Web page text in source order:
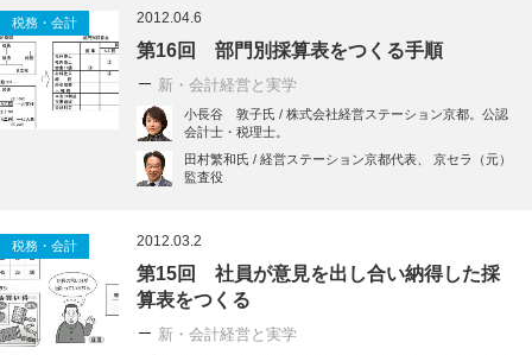
税務・会計 2012.04.6
第16回 部門別採算表をつくる手順
新・会計経営と実学
小長谷 敦子氏 / 株式会社経営ステーション京都。公認
会計士・税理士。
田村繁和氏 / 経営ステーション京都代表、 京セラ（元）
監査役
税務・会計 2012.03.2
第15回 社員が意見を出し合い納得した採
算表をつくる
新・会計経営と実学